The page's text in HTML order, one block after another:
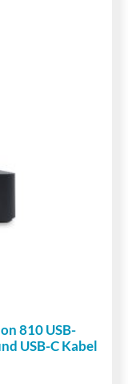
810 USB-
USB-C Kabel